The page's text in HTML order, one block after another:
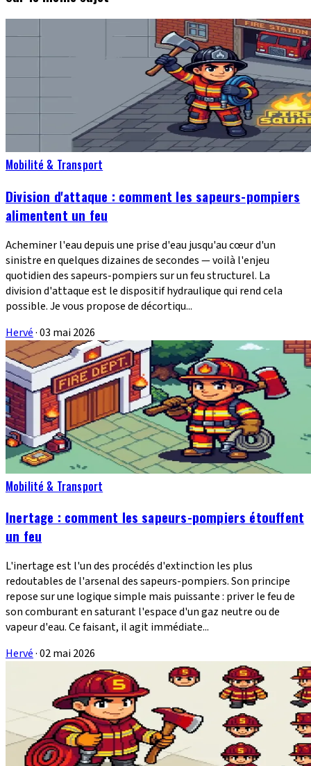
Mobilité & Transport
Division d'attaque : comment les sapeurs-pompiers
alimentent un feu
Acheminer l'eau depuis une prise d'eau jusqu'au cœur d'un
sinistre en quelques dizaines de secondes — voilà l'enjeu
quotidien des sapeurs-pompiers sur un feu structurel. La
division d'attaque est le dispositif hydraulique qui rend cela
possible. Je vous propose de décortiqu...
Hervé·03 mai 2026
Mobilité & Transport
Inertage : comment les sapeurs-pompiers étouffent
un feu
L'inertage est l'un des procédés d'extinction les plus
redoutables de l'arsenal des sapeurs-pompiers. Son principe
repose sur une logique simple mais puissante : priver le feu de
son comburant en saturant l'espace d'un gaz neutre ou de
vapeur d'eau. Ce faisant, il agit immédiate...
Hervé·02 mai 2026